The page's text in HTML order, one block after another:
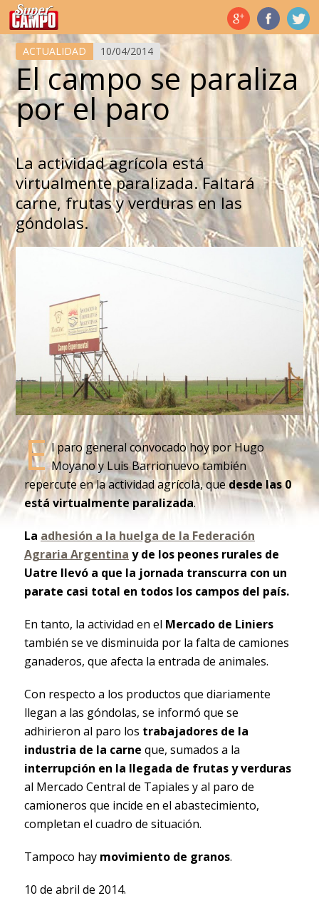
Temas de hoy
ACTUALIDAD 10/04/2014
El campo se paraliza
por el paro
La actividad agrícola está
virtualmente paralizada. Faltará
carne, frutas y verduras en las
góndolas.
E l paro general convocado hoy por Hugo
Moyano y Luis Barrionuevo también
repercute en la actividad agrícola, quedesde las 0
está virtualmente paralizada.
La adhesión a la huelga de la Federación
Agraria Argentina y de los peones rurales de
Uatre llevó a que la jornada transcurra con un
parate casi total en todos los campos del país.
En tanto, la actividad en el Mercado de Liniers
también se ve disminuida por la falta de camiones
ganaderos, que afecta la entrada de animales.
Con respecto a los productos que diariamente
llegan a las góndolas, se informó que se
adhirieron al paro los trabajadores de la
industria de la carne que, sumados a la
interrupción en la llegada de frutas y verduras
al Mercado Central de Tapiales y al paro de
camioneros que incide en el abastecimiento,
completan el cuadro de situación.
Tampoco hay movimiento de granos.
10 de abril de 2014.